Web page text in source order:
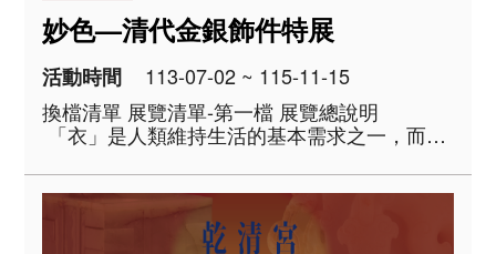
妙色—清代金銀飾件特展
活動時間
113-07-02 ~ 115-11-15
換檔清單 展覽清單-第一檔 展覽總說明
「衣」是人類維持生活的基本需求之一，而在
美麗的光采，則是為了傳達生命中抽象面向的
種種美好，可能是擁有豐饒的財富、崇高..